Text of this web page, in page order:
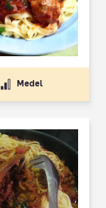
Medel